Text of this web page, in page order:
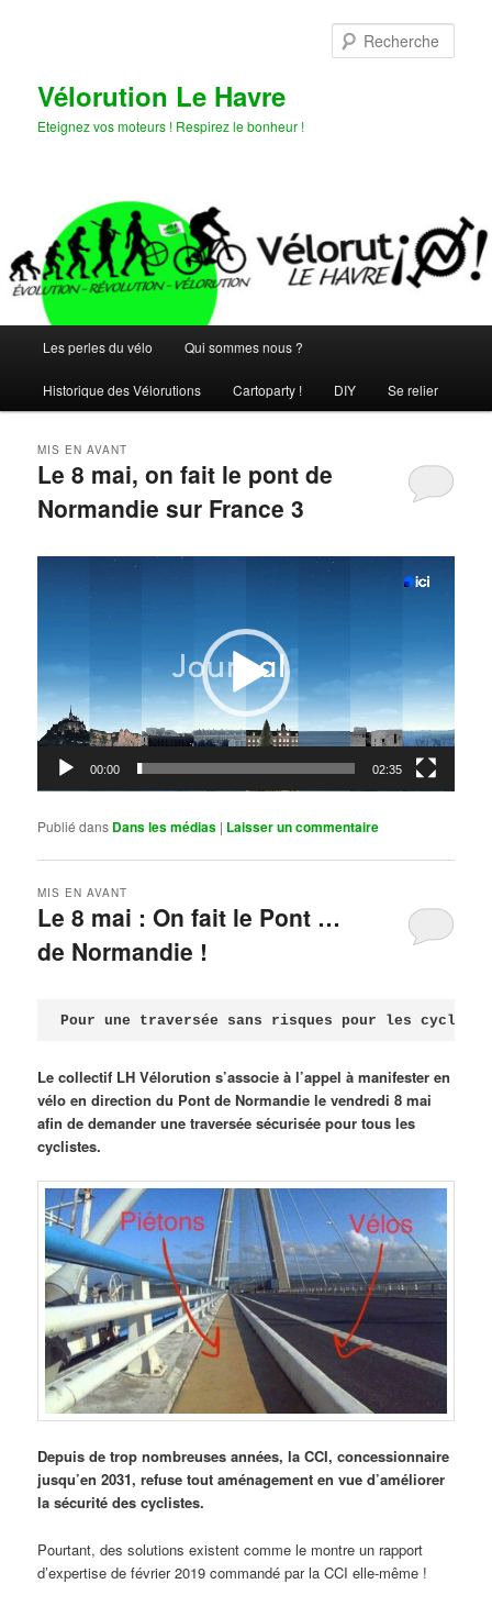
Vélorution Le Havre
Eteignez vos moteurs ! Respirez le bonheur !
principal
Les perles du vélo Qui sommes nous ?
Historique des Vélorutions Cartoparty ! DIY Se relier
Le 8 mai, on fait le pont de
Normandie sur France 3
MIS EN AVANT
00:00 02:35
Publié dans Dans les médias | Laisser un commentaire
Le 8 mai : On fait le Pont …
de Normandie !
MIS EN AVANT
Pour une traversée sans risques pour les
Le collectif LH Vélorution s’associe à l’appel à manifester en
vélo en direction du Pont de Normandie le vendredi 8 mai
afin de demander une traversée sécurisée pour tous les
cyclistes.
Depuis de trop nombreuses années, la CCI, concessionnaire
jusqu’en 2031, refuse tout aménagement en vue d’améliorer
la sécurité des cyclistes.
Pourtant, des solutions existent comme le montre un rapport
d’expertise de février 2019 commandé par la CCI elle-même !